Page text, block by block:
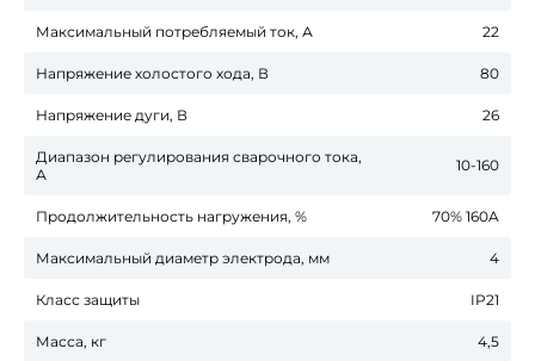
Максимальный потребляемый ток, А 22
Напряжение холостого хода, В 80
Напряжение дуги, В 26
Диапазон регулирования сварочного тока,
А
10-160
Продолжительность нагружения, % 70% 160A
Максимальный диаметр электрода, мм 4
Класс защиты IP21
Масса, кг 4,5